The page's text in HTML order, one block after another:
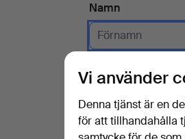
Namn
E-post
Vi använder
Denna tjänst är en
för att tillhandahålla